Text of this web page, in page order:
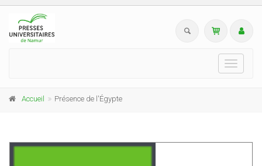
Toggle
Accueil Présence de l'Égypte